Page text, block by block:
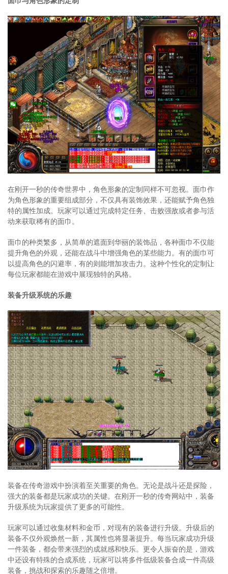
在刚开一秒的传奇世界中，角色形象的定制同样不可忽视。面巾作
为角色形象的重要组成部分，不仅具有装饰效果，还能赋予角色独
特的属性加成。玩家可以通过完成特定任务、击败强敌或者参与活
动来获取稀有的面巾。
面巾的种类繁多，从简单的遮面到华丽的装饰品，各种面巾不仅能
提升角色的外观，还能在战斗中增强角色的某些能力。有的面巾可
以提高角色的闪避率，有的则能增加攻击力。这种个性化的定制让
每位玩家都能在游戏中展现独特的风格。
装备升级系统的乐趣
装备在传奇游戏中扮演着至关重要的角色。无论是战斗还是探险，
强大的装备都是玩家成功的关键。在刚开一秒的传奇网站中，装备
升级系统为玩家提供了更多的可能性。
玩家可以通过收集材料和金币，对现有的装备进行升级。升级后的
装备不仅外观焕然一新，其属性也将显著提升。每当玩家成功升级
一件装备，都会带来强烈的成就感和快乐。更令人振奋的是，游戏
中还设有特殊的合成系统，玩家可以将多件低级装备合成一件高级
装备，挑战和探索的乐趣随之倍增。